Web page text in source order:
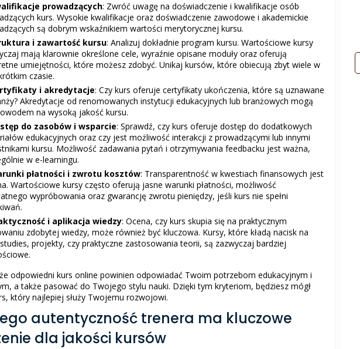
prowadzących: Zwróć uwagę na doświadczenie i kwalifikacje osób
kurs. Wysokie kwalifikacje oraz doświadczenie zawodowe i akademickie
są dobrym wskaźnikiem wartości merytorycznej kursu.
i zawartość kursu: Analizuj dokładnie program kursu. Wartościowe kursy
mają klarownie określone cele, wyraźnie opisane moduły oraz oferują
umiejętności, które możesz zdobyć. Unikaj kursów, które obiecują zbyt wiele w
czasie.
i akredytacje: Czy kurs oferuje certyfikaty ukończenia, które są uznawane
Akredytacje od renomowanych instytucji edukacyjnych lub branżowych mogą
na wysoką jakość kursu.
do zasobów i wsparcie: Sprawdź, czy kurs oferuje dostęp do dodatkowych
edukacyjnych oraz czy jest możliwość interakcji z prowadzącymi lub innymi
kursu. Możliwość zadawania pytań i otrzymywania feedbacku jest ważna,
w e-learningu.
płatności i zwrotu kosztów: Transparentność w kwestiach finansowych jest
Wartościowe kursy często oferują jasne warunki płatności, możliwość
wypróbowania oraz gwarancję zwrotu pieniędzy, jeśli kurs nie spełni
i aplikacja wiedzy: Ocena, czy kurs skupia się na praktycznym
zdobytej wiedzy, może również być kluczowa. Kursy, które kładą nacisk na
projekty, czy praktyczne zastosowania teorii, są zazwyczaj bardziej
odpowiedni kurs online powinien odpowiadać Twoim potrzebom edukacyjnym i
a także pasować do Twojego stylu nauki. Dzięki tym kryteriom, będziesz mógł
który najlepiej służy Twojemu rozwojowi.
autentyczność trenera ma kluczowe
dla jakości kursów